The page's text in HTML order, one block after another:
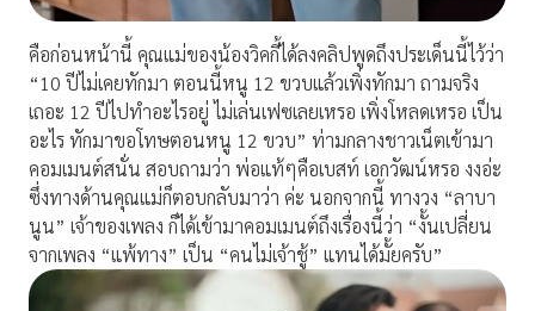
คือก่อนหน้านี้ คุณแม่ของน้องวิคกี้ได้ลงคลิปพูดถึงประเด็นนี้ไว้ว่า
“10 ปีไม่เคยทักมา ตอนนี้หนู 12 ขวบแล้วเพิ่งทักมา ถามจริง
เถอะ 12 ปีไปทำอะไรอยู่ ไม่เล่นเฟซเลยเหรอ เพิ่งโหลดเหรอ เป็น
อะไร ทักมาขอโทษตอนหนู 12 ขวบ” ท่ามกลางชาวเน็ตเข้ามา
คอมเมนต์สนั่น สอบถามว่า พ่อแท้ๆคือเบสท์ เอกวัฒน์หรอ งงอ่ะ
ซึ่งทางด้านคุณแม่ก็ตอบกลับมาว่า ค่ะ นอกจากนี้ ทางวง “ลาบา
นูน” เจ้าของเพลง ก็ได้เข้ามาคอมเมนต์ถึงเรื่องนี้ว่า “งั้นเปลี่ยน
จากเพลง “แพ้ทาง” เป็น “คนไม่เจ้าชู้” แทนได้มั้ยครับ”